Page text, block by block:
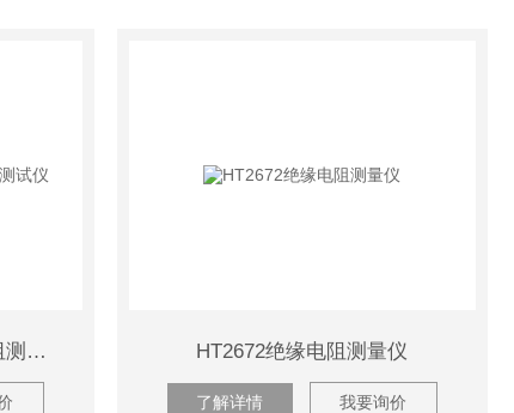
DY3166电子式指针绝缘电阻测试仪 HT2672绝缘电阻测量仪
了解详情 我要询价